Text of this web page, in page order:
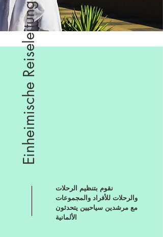
Einheimische Reiseleitung
نقوم بتنظيم الرحلات
والرحلات للأفراد والمجموعات
مع مرشدين سياحيين يتحدثون
الألمانية